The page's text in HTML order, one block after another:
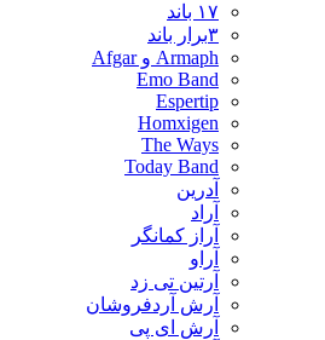
۱۷ باند
۳برار باند
Armaph و Afgar
Emo Band
Espertip
Homxigen
The Ways
Today Band
آدرین
آراد
آراز کمانگر
آراو
آرتین تی زد
آرش آردفروشان
آرش ای پی